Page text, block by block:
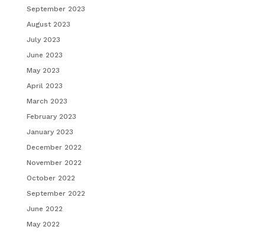
September 2023
August 2023
July 2023
June 2023
May 2023
April 2023
March 2023
February 2023
January 2023
December 2022
November 2022
October 2022
September 2022
June 2022
May 2022